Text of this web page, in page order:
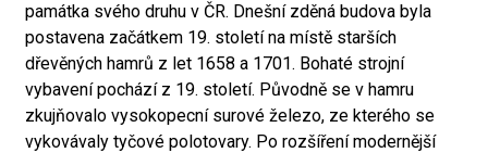
památka svého druhu v ČR. Dnešní zděná budova byla
postavena začátkem 19. století na místě starších
dřevěných hamrů z let 1658 a 1701. Bohaté strojní
vybavení pochází z 19. století. Původně se v hamru
zkujňovalo vysokopecní surové železo, ze kterého se
vykovávaly tyčové polotovary. Po rozšíření modernější